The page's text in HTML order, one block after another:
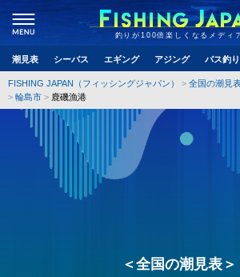
釣りが100倍楽しくなるメディ
潮見表 シーバス エギング アジング バス釣り
FISHING JAPAN（フィッシングジャパン） 全国の潮見
輪島市
鹿磯漁港
＜全国の潮見表＞